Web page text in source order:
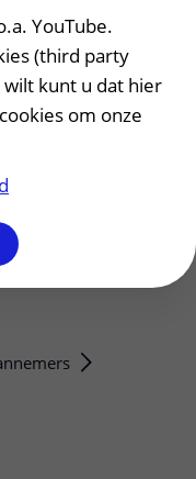
YouTube.
(third party
wilt kunt u dat hier
om onze